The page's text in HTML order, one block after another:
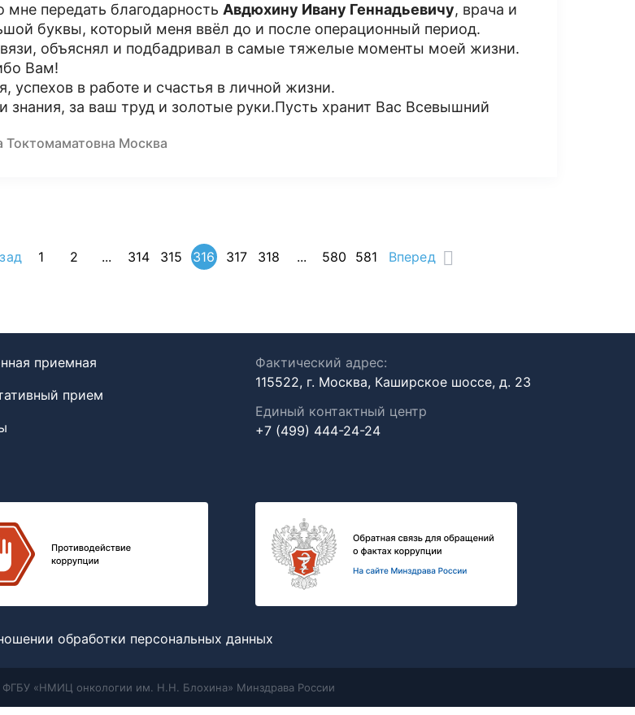
передать благодарность Авдюхину Ивану Геннадьевичу, врача и
буквы, который меня ввёл до и после операционный период.
объяснял и подбадривал в самые тяжелые моменты моей жизни.
Вам!
успехов в работе и счастья в личной жизни.
знания, за ваш труд и золотые руки.Пусть хранит Вас Всевышний
Москва
1 2 ... 314 315 316 317 318 ... 580 581 Вперед
приемная
прием
Фактический адрес:
115522, г. Москва, Каширское шоссе, д. 23
Единый контактный центр
+7 (499) 444-24-24
обработки персональных данных
«НМИЦ онкологии им. Н.Н. Блохина» Минздрава России